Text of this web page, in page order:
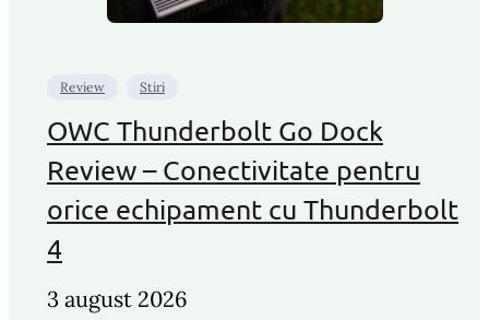
Review Stiri
OWC Thunderbolt Go Dock
Review – Conectivitate pentru
orice echipament cu Thunderbolt
4
3 august 2026